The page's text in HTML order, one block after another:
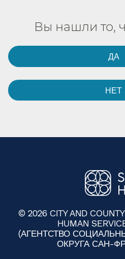
Вы нашли то,
ДА​​
НЕТ​​
© 2026 CITY AND
HUMAN
(АГЕНТСТВО
ОКРУГА САН-